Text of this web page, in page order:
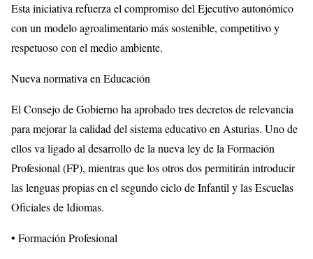
Esta iniciativa refuerza el compromiso del Ejecutivo autonómico
con un modelo agroalimentario más sostenible, competitivo y
respetuoso con el medio ambiente.
Nueva normativa en Educación
El Consejo de Gobierno ha aprobado tres decretos de relevancia
para mejorar la calidad del sistema educativo en Asturias. Uno de
ellos va ligado al desarrollo de la nueva ley de la Formación
Profesional (FP), mientras que los otros dos permitirán introducir
las lenguas propias en el segundo ciclo de Infantil y las Escuelas
Oficiales de Idiomas.
• Formación Profesional